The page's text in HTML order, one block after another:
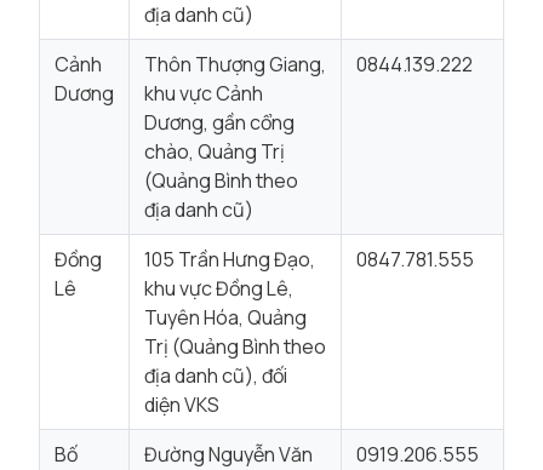
địa danh cũ)
Cảnh
Dương
Thôn Thượng Giang,
khu vực Cảnh
Dương, gần cổng
chào, Quảng Trị
(Quảng Bình theo
địa danh cũ)
0844.139.222
Đồng
Lê
105 Trần Hưng Đạo,
khu vực Đồng Lê,
Tuyên Hóa, Quảng
Trị (Quảng Bình theo
địa danh cũ), đối
diện VKS
0847.781.555
Bố
Đường Nguyễn Văn
0919.206.555